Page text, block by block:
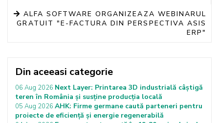
ALFA SOFTWARE ORGANIZEAZA WEBINARUL
GRATUIT "E-FACTURA DIN PERSPECTIVA ASIS
ERP"
Din aceeasi categorie
06 Aug 2026 Next Layer: Printarea 3D industrială câștigă
teren în România și susține producția locală
05 Aug 2026 AHK: Firme germane caută parteneri pentru
proiecte de eficiență și energie regenerabilă